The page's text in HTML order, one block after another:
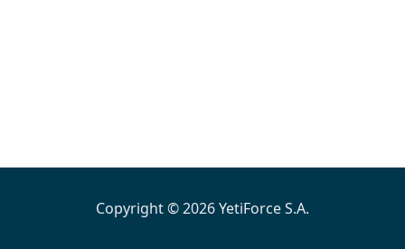
Copyright © 2026 YetiForce S.A.